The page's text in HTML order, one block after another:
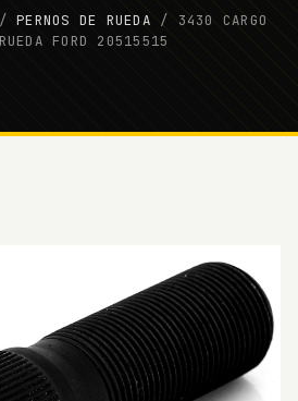
PERNOS DE RUEDA / 3430 CARGO
FORD 20515515